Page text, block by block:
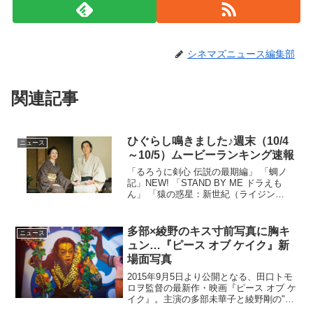
シネマズニュース編集部
関連記事
ニュース
ひぐらし鳴きました♪週末（10/4
～10/5）ムービーランキング速報
「るろうに剣心 伝説の最期編」 「蜩ノ
記」NEW! 「STAND BY ME ドラえも
ん」 「猿の惑星：新世紀（ライジン
ー・ボーイズ」 「柘榴坂の仇討」 「舞妓
はレデ...
ニュース
多部×綾野のキス寸前写真に胸キ
ュン…『ピース オブ ケイク』新
場面写真
2015年9月5日より公開となる、田口トモ
ロヲ監督の最新作・映画『ピース オブ ケ
イク』。主演の多部未華子と綾野剛の"胸